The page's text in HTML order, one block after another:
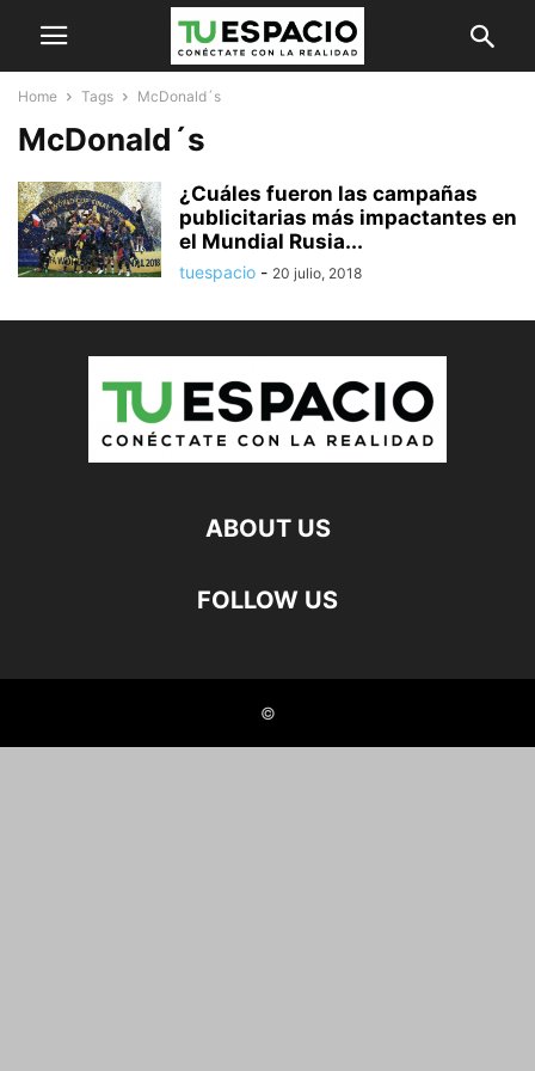
Home Tags McDonald´s
McDonald´s
¿Cuáles fueron las campañas
publicitarias más impactantes en
el Mundial Rusia...
tuespacio - 20 julio, 2018
ABOUT US
FOLLOW US
©